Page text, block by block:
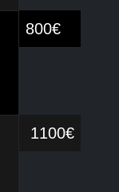
800€
1100€